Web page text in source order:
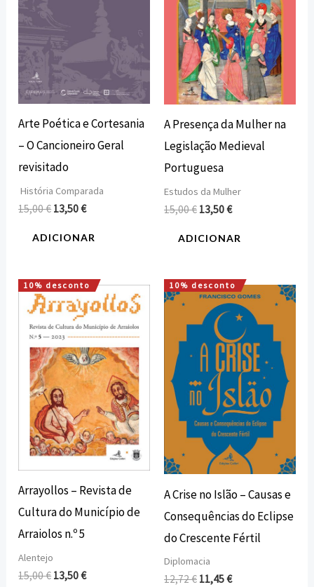
Arte Poética e Cortesania
– O Cancioneiro Geral
revisitado
História Comparada
15,00€ 13,50€
ADICIONAR
A Presença da Mulher na
Legislação Medieval
Portuguesa
Estudos da Mulher
15,00€ 13,50€
ADICIONAR
10% desconto
Arrayollos – Revista de
Cultura do Município de
Arraiolos n.º 5
Alentejo
15,00€
O
preço
original
era:
15,00 €.
13,50€
O
preço
atual
é:
13,50 €.
10% desconto
A Crise no Islão – Causas e
Consequências do Eclipse
do Crescente Fértil
Diplomacia
12,72€
O
preço
original
era:
12,72 €.
11,45€
O
preço
atual
11,45 €.